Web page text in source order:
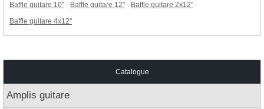
Baffle guitare 10" - Baffle guitare 12" - Baffle guitare 2x12" -
Baffle guitare 4x12"
Catalogue
Amplis guitare